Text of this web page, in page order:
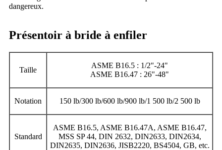
dangereux.
Présentoir à bride à enfiler
Taille
ASME B16.5 : 1/2"-24"
ASME B16.47 : 26"-48"
Notation 150 lb/300 lb/600 lb/900 lb/1 500 lb/2 500 lb
Standard
ASME B16.5, ASME B16.47A, ASME B16.47,
MSS SP 44, DIN 2632, DIN2633, DIN2634,
DIN2635, DIN2636, JISB2220, BS4504, GB, etc.